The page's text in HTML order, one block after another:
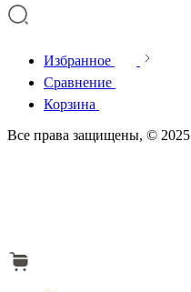
Избранное
Сравнение
Корзина
Все права защищены, © 2025